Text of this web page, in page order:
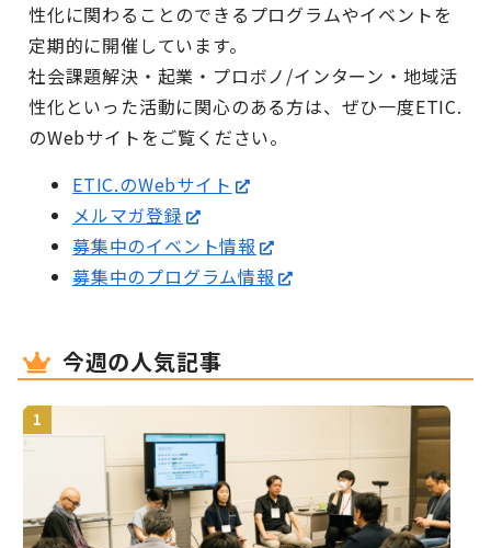
性化に関わることのできるプログラムやイベントを
定期的に開催しています。
社会課題解決・起業・プロボノ/インターン・地域活
性化といった活動に関心のある方は、ぜひ一度ETIC.
のWebサイトをご覧ください。
ETIC.のWebサイト
メルマガ登録
募集中のイベント情報
募集中のプログラム情報
今週の人気記事